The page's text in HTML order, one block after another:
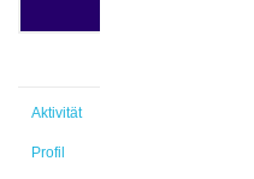
Aktivität
Profil